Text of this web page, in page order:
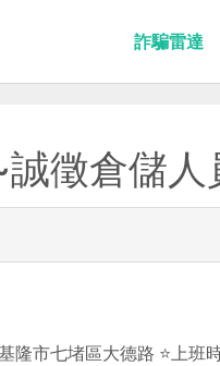
詐騙雷達
徵倉儲
隆市七堵區大德路 ⭐上班